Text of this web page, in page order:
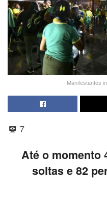
Manifestantes
7
Até o momento
soltas e 82